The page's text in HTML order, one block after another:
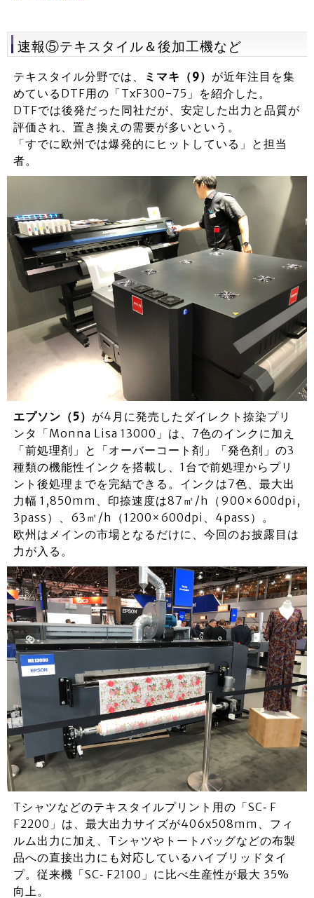
速報⑤テキスタイル＆後加工機など
テキスタイル分野では、 ミマキ（9） が近年注目を集
めているDTF用の「TxF300-75」を紹介した。
DTFでは後発だった同社だが、安定した出力と品質が
評価され、置き換えの需要が多いという。
「すでに欧州では爆発的にヒットしている」と担当
者。
エプソン（5） が4月に発売したダイレクト捺染プリ
ンタ「Monna Lisa 13000」は、7色のインクに加え
「前処理剤」と「オーバーコート剤」「発色剤」の3
種類の機能性インクを搭載し、1台で前処理からプリ
ント後処理までを完結できる。インクは7色、最大出
力幅 1,850mm、印捺速度は87㎡/h（900×600dpi,
3pass）、63㎡/h（1200×600dpi、4pass）。
欧州はメインの市場となるだけに、今回のお披露目は
力が入る。
Tシャツなどのテキスタイルプリント用の「SC‐ F
F2200」は、最大出力サイズが406x508mm、フィ
ルム出力に加え、Tシャツやトートバッグなどの布製
品への直接出力にも対応しているハイブリッドタイ
プ。従来機「SC‐ F2100」に比べ生産性が最大 35%
向上。